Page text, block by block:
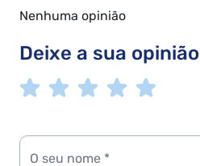
Nenhuma opinião
Deixe a sua opinião